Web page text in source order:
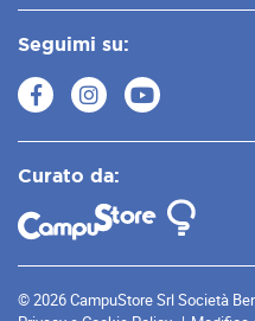
Seguimi su:
Curato da:
© 2026 CampuStore Srl Società